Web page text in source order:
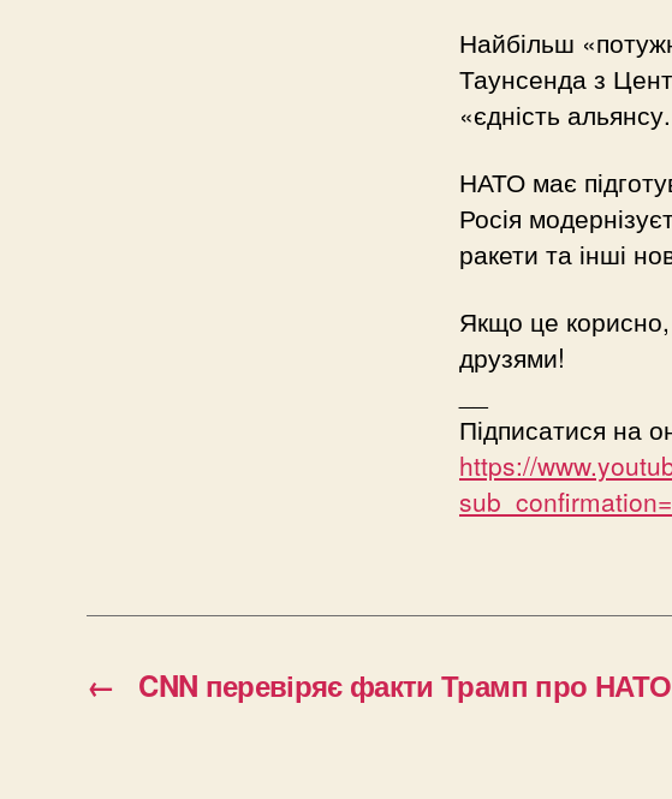
Найбільш
Таунсенда з
«єдність альянсу.
НАТО має
Росія
ракети та інші
Якщо це корисно,
друзями!
Підписатися на
https://
← CNN перевіряє факти Трамп про НАТО